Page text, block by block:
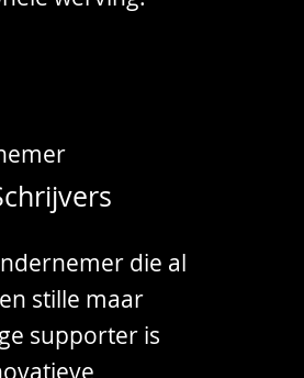
die al
stille maar
supporter is